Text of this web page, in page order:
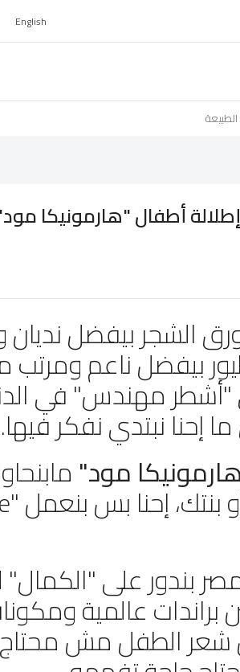
English
إطلالة أطفال "هارمونيكا
الشجر بيفضل نديان
بيفضل ناعم ومرتب
مهندس" في
إحنا نبتدي نفكر فيها.
مود"
بندور على "الكمال"
براندات عالمية
شعر الطفل مش